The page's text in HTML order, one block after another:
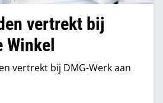
vertrekt bij
Winkel
vertrekt bij DMG-Werk aan